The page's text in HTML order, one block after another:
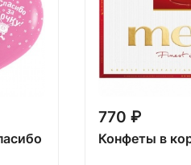
770 ₽
Конфеты в